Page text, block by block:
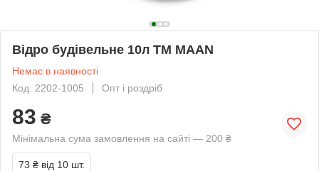
Відро будівельне 10л ТМ MAAN
Немає в наявності
Код: 2202-1005
Опт і роздріб
83 ₴
Мінімальна сума замовлення на сайті — 200 ₴
73 ₴ від 10 шт.